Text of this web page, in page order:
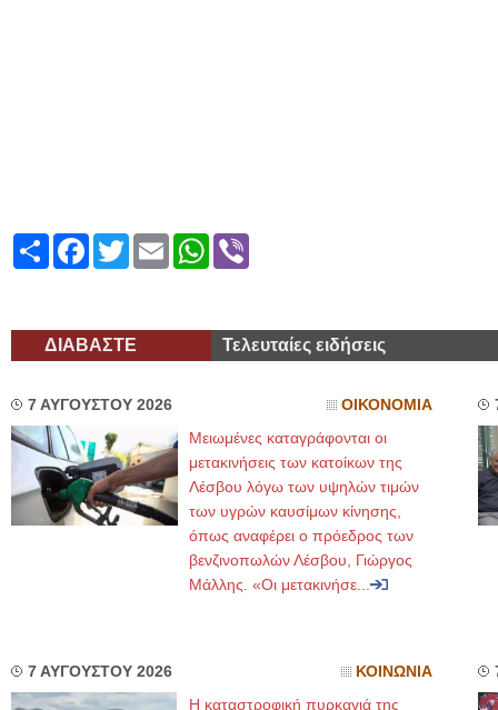
ShareFacebook
TwitterEmailWhatsApp
ΔΙΑΒΑΣΤΕ Τελευταίες ειδήσεις
7 ΑΥΓΟΥΣΤΟΥ 2026 ΟΙΚΟΝΟΜΙΑ
Μειωμένες καταγράφονται οι
μετακινήσεις των κατοίκων της
Λέσβου λόγω των υψηλών τιμών
των υγρών καυσίμων κίνησης,
όπως αναφέρει ο πρόεδρος των
βενζινοπωλών Λέσβου, Γιώργος
Μάλλης. «Οι μετακινήσε...
7 ΑΥΓΟΥΣΤΟΥ 2026 ΚΟΙΝΩΝΙΑ
Η καταστροφική πυρκαγιά της